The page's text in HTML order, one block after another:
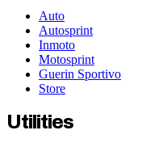
Auto
Autosprint
Inmoto
Motosprint
Guerin Sportivo
Store
Utilities